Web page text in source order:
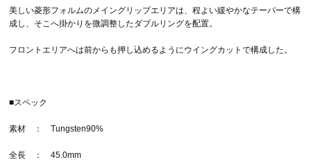
美しい菱形フォルムのメイングリップエリアは、程よい緩やかなテーパーで構
成し、そこへ掛かりを微調整したダブルリングを配置。
フロントエリアへは前からも押し込めるようにウイングカットで構成した。
■スペック
素材 ： Tungsten90%
全長 ： 45.0mm